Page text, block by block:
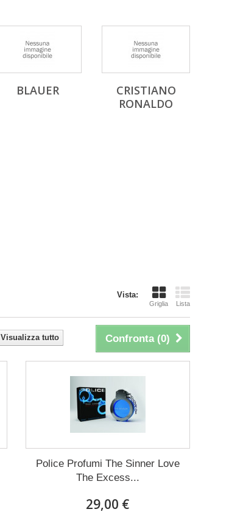
BLAUER
CRISTIANO
RONALDO
Vista:
Griglia Lista
Confronta (0)
Visualizza tutto
Police Profumi The Sinner Love
The Excess...
29,00 €